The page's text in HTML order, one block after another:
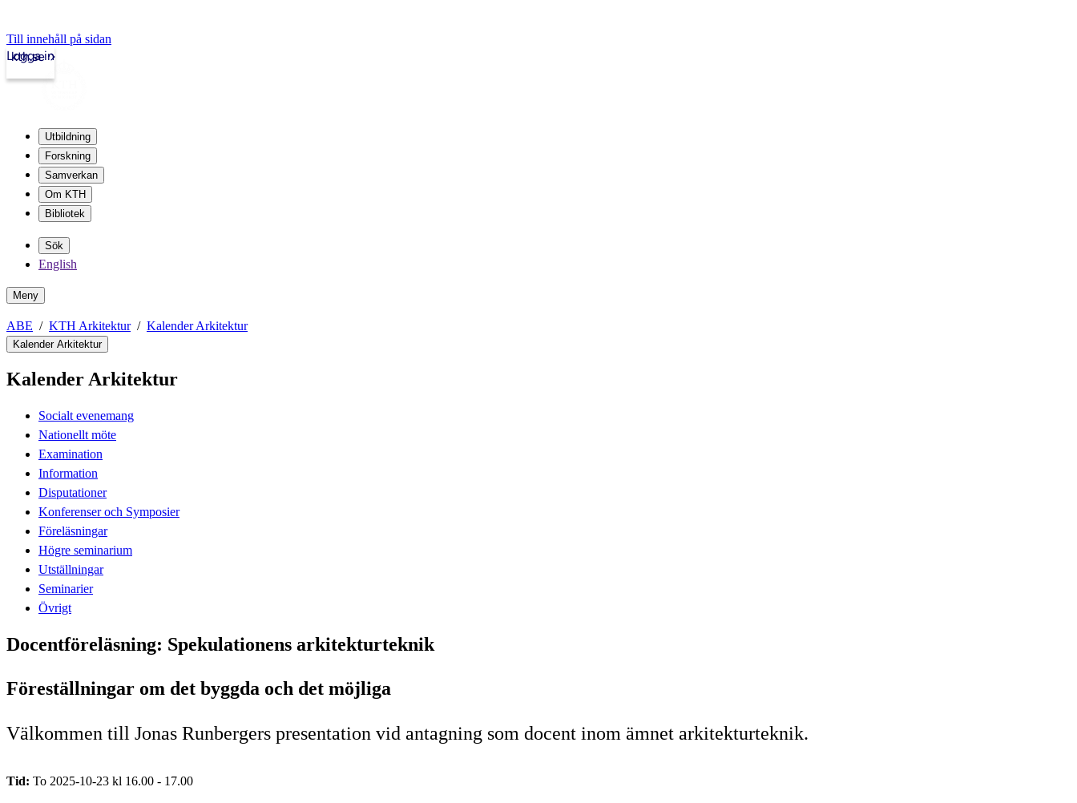
Till innehåll på sidan
kth.se
Logga in
Utbildning
Forskning
Samverkan
Om KTH
Bibliotek
Sök
English
Meny
ABE KTH Arkitektur Kalender Arkitektur
Kalender Arkitektur
Kalender Arkitektur
Socialt evenemang
Nationellt möte
Examination
Information
Disputationer
Konferenser och Symposier
Föreläsningar
Högre seminarium
Utställningar
Seminarier
Övrigt
Docentföreläsning: Spekulationens arkitekturteknik
Föreställningar om det byggda och det möjliga
Välkommen till Jonas Runbergers presentation vid antagning som docent inom ämnet arkitekturteknik.
Tid: To 2025-10-23 kl 16.00 - 17.00